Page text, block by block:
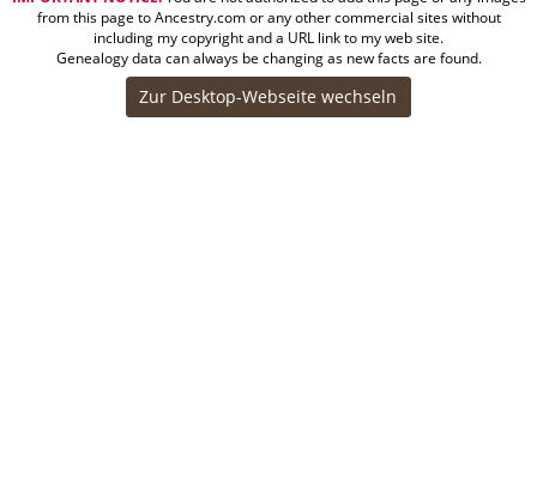
from this page to Ancestry.com or any other commercial sites without
including my copyright and a URL link to my web site.
Genealogy data can always be changing as new facts are found.
Zur Desktop-Webseite wechseln